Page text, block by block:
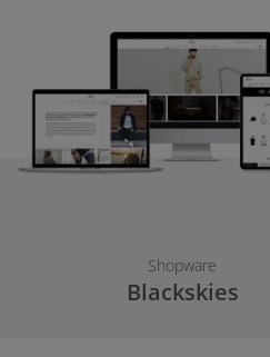
Shopware
Blackskies